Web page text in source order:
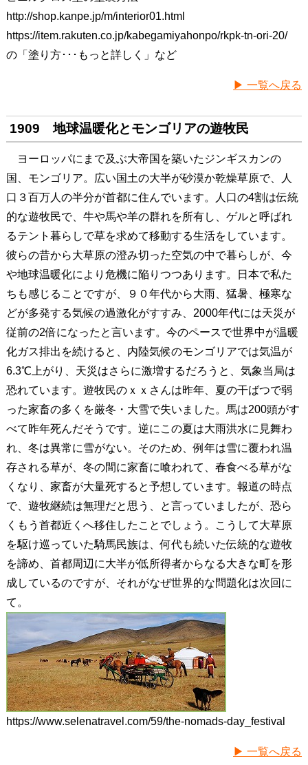
http://shop.kanpe.jp/m/interior01.html
https://item.rakuten.co.jp/kabegamiyahonpo/rkpk-tn-ori-20/
の「塗り方･･･もっと詳しく」など
▶ 一覧へ戻る
1909 地球温暖化とモンゴリアの遊牧民
ヨーロッパにまで及ぶ大帝国を築いたジンギスカンの
国、モンゴリア。広い国土の大半が砂漠か乾燥草原で、人
口３百万人の半分が首都に住んでいます。人口の4割は伝統
的な遊牧民で、牛や馬や羊の群れを所有し、ゲルと呼ばれ
るテント暮らしで草を求めて移動する生活をしています。
彼らの昔から大草原の澄み切った空気の中で暮らしが、今
や地球温暖化により危機に陥りつつあります。日本で私た
ちも感じることですが、９０年代から大雨、猛暑、極寒な
どが多発する気候の過激化がすすみ、2000年代には天災が
従前の2倍になったと言います。今のペースで世界中が温暖
化ガス排出を続けると、内陸気候のモンゴリアでは気温が
6.3℃上がり、天災はさらに激増するだろうと、気象当局は
恐れています。遊牧民のｘｘさんは昨年、夏の干ばつで弱
った家畜の多くを厳冬・大雪で失いました。馬は200頭がす
べて昨年死んだそうです。逆にこの夏は大雨洪水に見舞わ
れ、冬は異常に雪がない。そのため、例年は雪に覆われ温
存される草が、冬の間に家畜に喰われて、春食べる草がな
くなり、家畜が大量死すると予想しています。報道の時点
で、遊牧継続は無理だと思う、と言っていましたが、恐ら
くもう首都近くへ移住したことでしょう。こうして大草原
を駆け巡っていた騎馬民族は、何代も続いた伝統的な遊牧
を諦め、首都周辺に大半が低所得者からなる大きな町を形
成しているのですが、それがなぜ世界的な問題化は次回に
て。
https://www.selenatravel.com/59/the-nomads-day_festival
▶ 一覧へ戻る